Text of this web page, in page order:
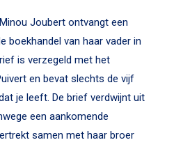
Joubert ontvangt een
boekhandel van haar vader in
is verzegeld met het
en bevat slechts de vijf
je leeft. De brief verdwijnt uit
een aankomende
samen met haar broer